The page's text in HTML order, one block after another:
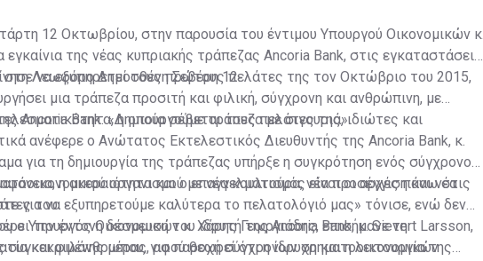
12 Οκτωβρίου, στην παρουσία του έντιμου Υπουργού Οικονομικών κ.
της νέας κυπριακής τράπεζας Ancoria Bank, στις εγκαταστάσεις
στη Λεωφόρο Δημοσθένη Σεβέρη 12.
να εξυπηρετεί τους πρώτους πελάτες της τον Οκτώβριο του 2015,
μια τράπεζα προσιτή και φιλική, σύγχρονη και ανθρώπινη, με
η οποία σέβεται τους πελάτες της, ιδιώτες και
Ancoria Bank: «Δημιουργούμε τράπεζα με σιγουριά».
ανέφερε ο Ανώτατος Εκτελεστικός Διευθυντής της Ancoria Bank, κ.
για τη δημιουργία της τράπεζας υπήρξε η συγκρότηση ενός σύγχρονου
οργανισμού με νέα κουλτούρα, νέα προσέγγιση και νέα
του.
η ακεραιότητα και ο επαγγελματισμός είναι οι αρχές πάνω στις
για να εξυπηρετούμε καλύτερα το πελατολόγιό μας» τόνισε, ενώ δεν
την έντονη δέσμευση του ιδρυτή της Ancoria Bank, κ. Sievert Larsson,
και φιλάνθρωπου, για παροχή σύγχρονων χρηματοοικονομικών
ο Υπουργός Οικονομικών κ. Χάρης Γεωργιάδης, επισήμανε τη
μέρας, αφού θεωρεί ότι η ίδρυση και η λειτουργία της